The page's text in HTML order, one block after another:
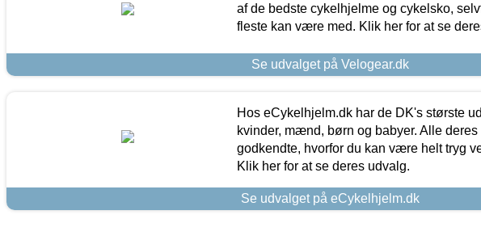
af de bedste cykelhjelme og cykelsko,
fleste kan være med. Klik her for at se
Se udvalget på Velogear.dk
Hos eCykelhjelm.dk har de DK's største
kvinder, mænd, børn og babyer. Alle
godkendte, hvorfor du kan være helt tryg
Klik her for at se deres udvalg.
Se udvalget på eCykelhjelm.dk